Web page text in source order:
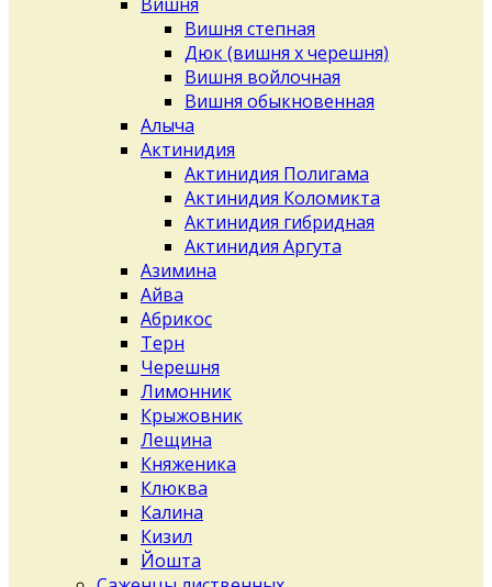
Вишня степная
Дюк (вишня х черешня)
Вишня войлочная
Вишня обыкновенная
Алыча
Актинидия
Актинидия Полигама
Актинидия Коломикта
Актинидия гибридная
Актинидия Аргута
Азимина
Айва
Абрикос
Терн
Черешня
Лимонник
Крыжовник
Лещина
Княженика
Клюква
Калина
Кизил
Йошта